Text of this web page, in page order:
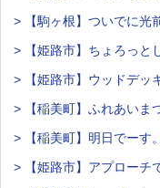
> 【駒ヶ根】ついでに光
> 【姫路市】ちょろっと
> 【姫路市】ウッドデッ
> 【稲美町】ふれあいま
> 【稲美町】明日でーす
> 【姫路市】アプローチ